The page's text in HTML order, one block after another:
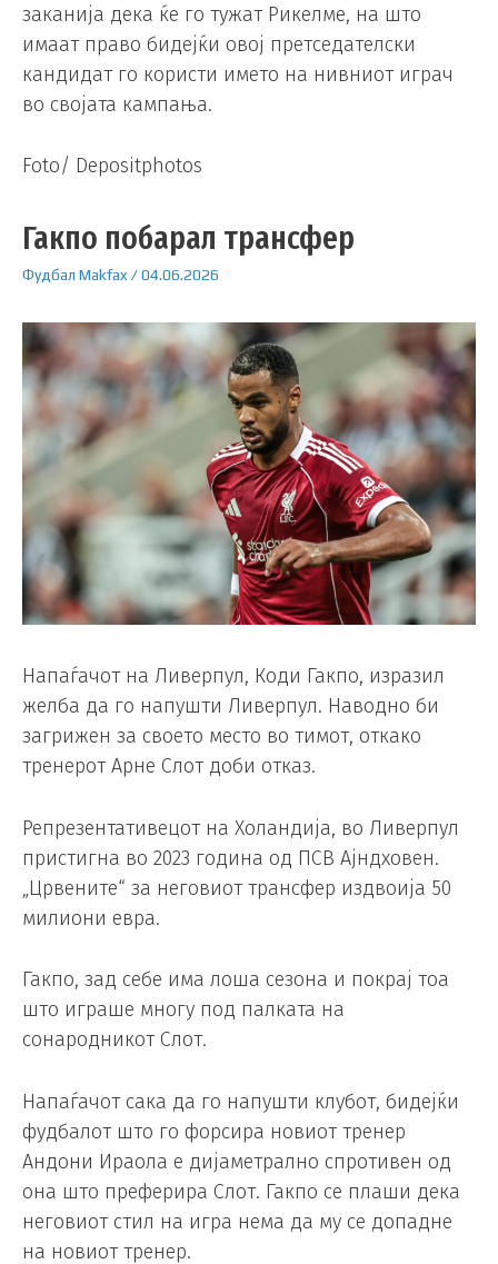
заканија дека ќе го тужат Рикелме, на што
имаат право бидејќи овој претседателски
кандидат го користи името на нивниот играч
во својата кампања.
Foto/ Depositphotos
Гакпо побарал трансфер
Фудбал Makfax /04.06.2026
Напаѓачот на Ливерпул, Коди Гакпо, изразил
желба да го напушти Ливерпул. Наводно би
загрижен за своето место во тимот, откако
тренерот Арне Слот доби отказ.
Репрезентативецот на Холандија, во Ливерпул
пристигна во 2023 година од ПСВ Ајндховен.
„Црвените“ за неговиот трансфер издвоија 50
милиони евра.
Гакпо, зад себе има лоша сезона и покрај тоа
што играше многу под палката на
сонародникот Слот.
Напаѓачот сака да го напушти клубот, бидејќи
фудбалот што го форсира новиот тренер
Андони Ираола е дијаметрално спротивен од
она што преферира Слот. Гакпо се плаши дека
неговиот стил на игра нема да му се допадне
на новиот тренер.